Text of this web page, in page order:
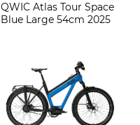
QWIC Atlas Tour Space
Blue Large 54cm 2025